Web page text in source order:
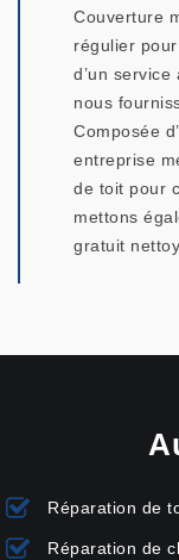
Couverture
régulier
d’un
nous
Composée
entreprise
de toit pour
mettons
gratuit
Réparation de
Réparation de